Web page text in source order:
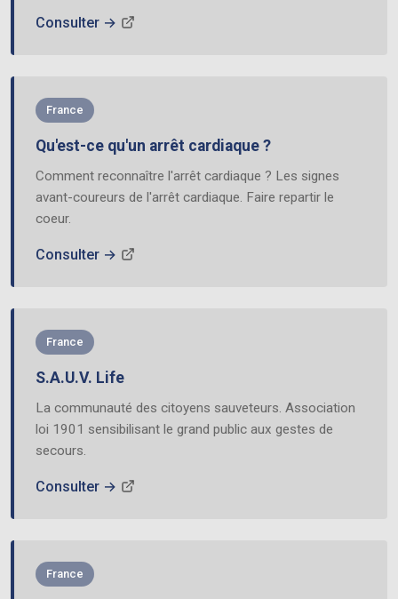
Consulter →
France
Qu'est-ce qu'un arrêt cardiaque ?
Comment reconnaître l'arrêt cardiaque ? Les signes
avant-coureurs de l'arrêt cardiaque. Faire repartir le
coeur.
Consulter →
France
S.A.U.V. Life
La communauté des citoyens sauveteurs. Association
loi 1901 sensibilisant le grand public aux gestes de
secours.
Consulter →
France